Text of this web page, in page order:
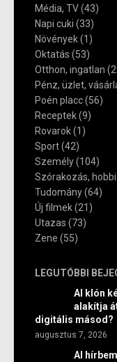
Média, TV(43)
Napi cuki (33)
Növények(1)
Oktatás (53)
Otthon, ingatlan
Pénz, üzlet,
Poén placc(56)
Receptek(9)
Rovarok(1)
Sport(42)
Személy(104)
Szórakozás, hobbi
Tudomány(64)
Új filmek(21)
Utazas (73)
Zene (55)
LEGUTÓBBI
AI klón
alakítja
digitális másod?
augusztus 7, 2026
AI